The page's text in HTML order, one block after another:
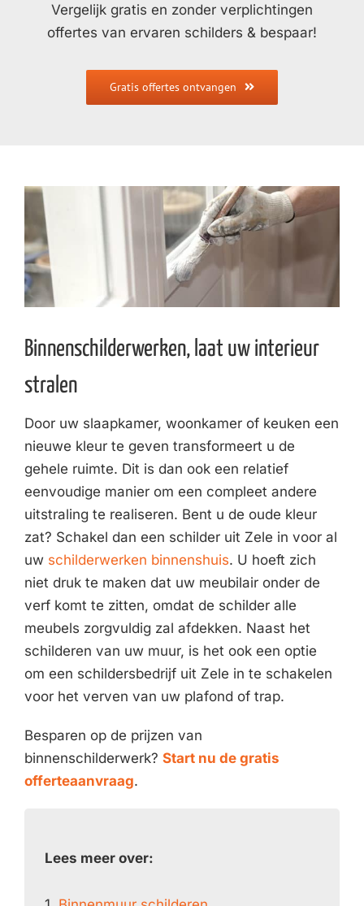
Vergelijk gratis en zonder verplichtingen
offertes van ervaren schilders & bespaar!
Gratis offertes ontvangen
Binnenschilderwerken, laat uw interieur
stralen
Door uw slaapkamer, woonkamer of keuken een
nieuwe kleur te geven transformeert u de
gehele ruimte. Dit is dan ook een relatief
eenvoudige manier om een compleet andere
uitstraling te realiseren. Bent u de oude kleur
zat? Schakel dan een schilder uit Zele in voor al
uw schilderwerken binnenshuis. U hoeft zich
niet druk te maken dat uw meubilair onder de
verf komt te zitten, omdat de schilder alle
meubels zorgvuldig zal afdekken. Naast het
schilderen van uw muur, is het ook een optie
om een schildersbedrijf uit Zele in te schakelen
voor het verven van uw plafond of trap.
Besparen op de prijzen van
binnenschilderwerk? Start nu de gratis
offerteaanvraag.
Lees meer over: